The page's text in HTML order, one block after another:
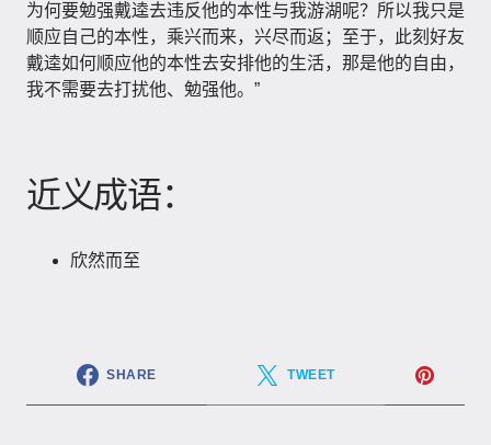
为何要勉强戴逵去违反他的本性与我游湖呢？所以我只是
顺应自己的本性，乘兴而来，兴尽而返；至于，此刻好友
戴逵如何顺应他的本性去安排他的生活，那是他的自由，
我不需要去打扰他、勉强他。”
近义成语：
欣然而至
SHARE TWEET